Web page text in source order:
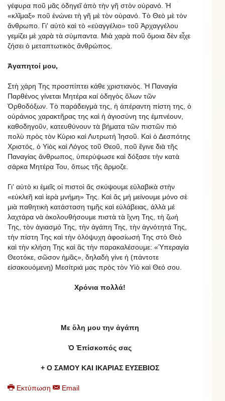
γέφυρα ποῦ μᾶς ὁδηγεῖ ἀπὸ τὴν γῆ στὸν οὐρανό. Ἡ
«κλῖμαξ» ποῦ ἑνώνει τὴ γῆ μὲ τὸν οὐρανό. Τὸ Θεὸ μὲ τὸν
ἄνθρωπο. Γι' αὐτὸ καὶ τὸ «εὐαγγέλιο» τοῦ Ἀρχαγγέλου
γεμίζει μὲ χαρὰ τὰ σύμπαντα. Μιὰ χαρὰ ποῦ ὅμοια δὲν εἶχε
ζήσει ὁ μεταπτωτικὸς ἄνθρώπος.
Ἀγαπητοί μου,
Στὴ χάρη Της προσπίπτει κάθε χριστιανὸς. Ἡ Παναγία
Παρθένος γίνεται Μητέρα καί ὁδηγὸς ὅλων τῶν
Ὀρθοδόξων. Τὸ παράδειγμά της, ἡ ἀπέραντη πίστη της, ὁ
οὐράνιος χαρακτῆρας της καὶ ἡ ἁγιοσύνη της ἐμπνέουν,
καθοδηγοῦν, κατευθύνουν τὰ βήματα τῶν πιστῶν πιὸ
πολὺ πρὸς τὸν Κύριο καὶ Λυτρωτή Ἰησοῦ. Καὶ ὁ Δεσπότης
Χριστός, ὁ Υἱὸς καὶ Λόγος τοῦ Θεοῦ, ποῦ ἔγινε διὰ τῆς
Παναγίας ἄνθρωπος, ὑπερύψωσε καὶ δόξασε τὴν κατὰ
σάρκα Μητέρα Του, ὅπως τῆς ἄρμοζε.
Γι' αὐτὸ κι ἐμεῖς οἱ πιστοὶ ἄς σκύψουμε εὐλαβικὰ στὴν
«εὐκλεῆ καὶ ἱερὰ μνήμη» Της. Καὶ ἄς μή μείνουμε μόνο σὲ
μιὰ παθητικὴ κατάσταση τιμῆς καὶ εὐλάβειας, ἀλλὰ μέ
λαχτάρα νὰ ἀκολουθήσουμε πιστὰ τὰ ἴχνη Της, τὴ ζωή
Της, τὸν ἁγιασμό Της, τὴν ἀγάπη Της, τὴν ἁγνότητά Της,
τὴν πίστη Της καὶ τὴν ὁλόψυχη ἀφοσίωσή Της στὸ Θεὸ
καὶ τὴν κλήση Της καὶ ἂς τὴν παρακαλέσουμε: «Ὑπεραγία
Θεοτόκε, σῶσον ἡμᾶς», δηλαδὴ γίνε ἡ (πάντοτε
εἰσακουόμενη) Μεσίτριά μας πρὸς τὸν Υἱὸ καὶ Θεό σου.
Χρόνια πολλά!
Με ὅλη μου την ἀγάπη
Ὁ Ἐπίσκοπός σας
+ Ο ΣΑΜΟΥ ΚΑΙ ΙΚΑΡΙΑΣ ΕΥΣΕΒΙΟΣ
Εκτύπωση Email